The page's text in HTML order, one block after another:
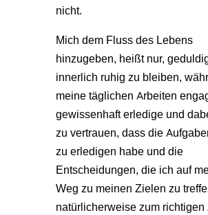
nicht.
Mich dem Fluss des Lebens
hinzugeben, heißt nur,
innerlich ruhig zu bleiben,
meine täglichen Arbeiten
gewissenhaft erledige und
zu vertrauen, dass die
zu erledigen habe und die
Entscheidungen, die ich auf
Weg zu meinen Zielen zu
natürlicherweise zum richtigen